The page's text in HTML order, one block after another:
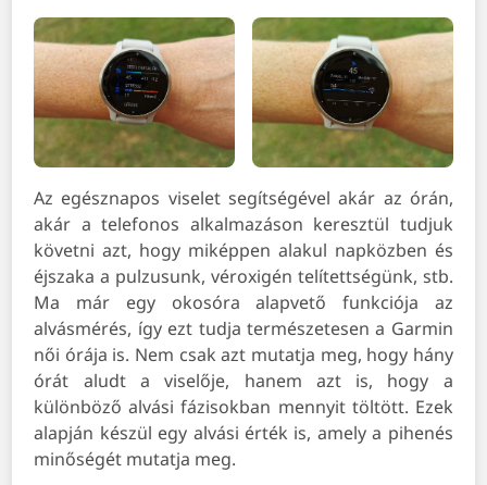
Az egésznapos viselet segítségével akár az órán,
akár a telefonos alkalmazáson keresztül tudjuk
követni azt, hogy miképpen alakul napközben és
éjszaka a pulzusunk, véroxigén telítettségünk, stb.
Ma már egy okosóra alapvető funkciója az
alvásmérés, így ezt tudja természetesen a Garmin
női órája is. Nem csak azt mutatja meg, hogy hány
órát aludt a viselője, hanem azt is, hogy a
különböző alvási fázisokban mennyit töltött. Ezek
alapján készül egy alvási érték is, amely a pihenés
minőségét mutatja meg.